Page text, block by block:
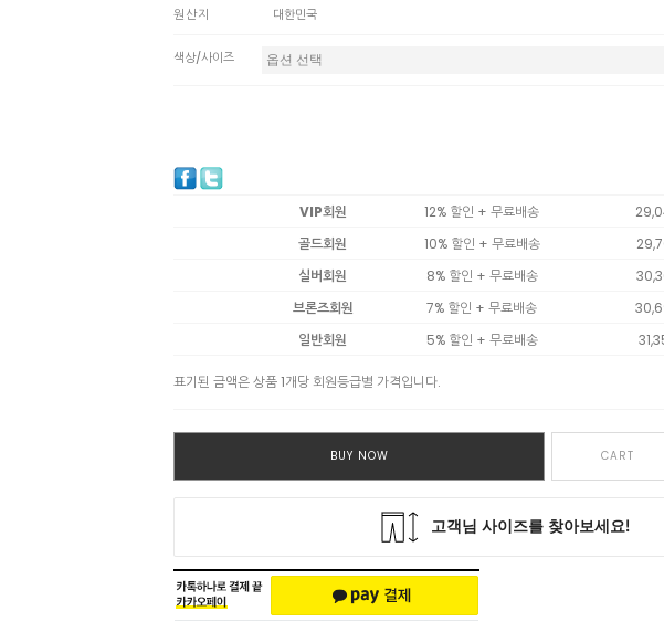
원산지
대한민국
색상/사이즈
VIP회원 12% 할인 + 무료배송
골드회원
10% 할인 + 무료배송
실버회원
8% 할인 + 무료배송
브론즈회원
7% 할인 + 무료배송
일반회원
5% 할인 + 무료배송
표기된 금액은 상품 1개당 회원등급별 가격입니다.
BUY NOW CART